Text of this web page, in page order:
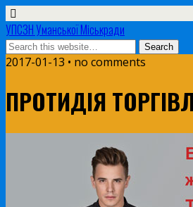
УПСЗН Уманської Міськради
2017-01-13 • no comments
ПРОТИДІЯ